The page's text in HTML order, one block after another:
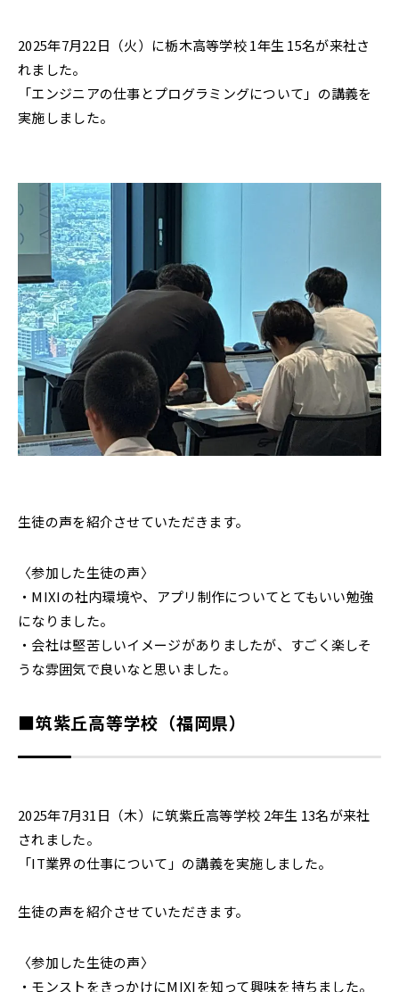
2025年7月22日（火）に栃木高等学校 1年生 15名が来社さ
れました。
「エンジニアの仕事とプログラミングについて」の講義を
実施しました。
生徒の声を紹介させていただきます。
〈参加した生徒の声〉
・MIXIの社内環境や、アプリ制作についてとてもいい勉強
になりました。
・会社は堅苦しいイメージがありましたが、すごく楽しそ
うな雰囲気で良いなと思いました。
■筑紫丘高等学校（福岡県）
2025年7月31日（木）に筑紫丘高等学校 2年生 13名が来社
されました。
「IT業界の仕事について」の講義を実施しました。
生徒の声を紹介させていただきます。
〈参加した生徒の声〉
・モンストをきっかけにMIXIを知って興味を持ちました。